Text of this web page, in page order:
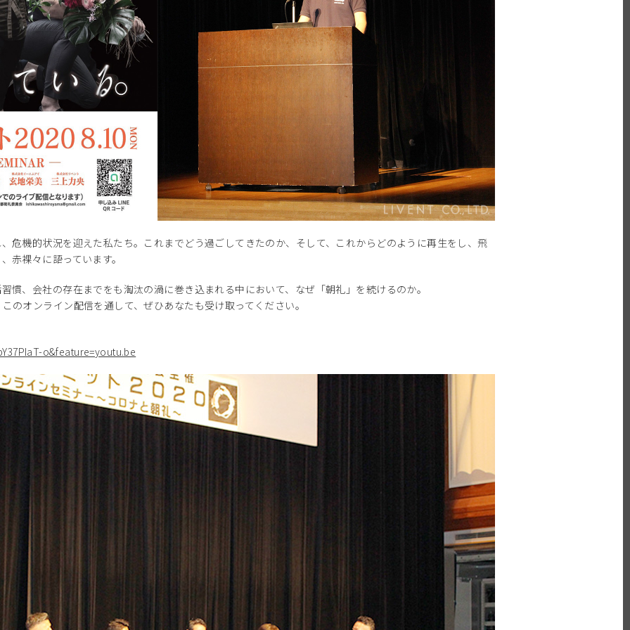
危機的状況を迎えた私たち。これまでどう過ごしてきたのか、そして、これからどのように再生をし、飛
赤裸々に語っています。
慣、会社の存在までをも淘汰の渦に巻き込まれる中において、なぜ「朝礼」を続けるのか。
のオンライン配信を通して、ぜひあなたも受け取ってください。
o&feature=youtu.be